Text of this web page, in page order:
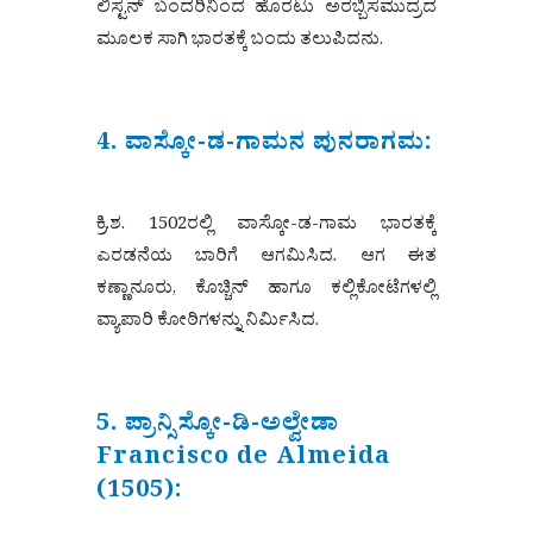
ಲಿಸ್ಟನ್ ಬಂದರಿನಿಂದ ಹೊರಟು ಅರಬ್ಬಿಸಮುದ್ರದ
ಮೂಲಕ ಸಾಗಿ ಭಾರತಕ್ಕೆ ಬಂದು ತಲುಪಿದನು.
4. ವಾಸ್ಕೋ-ಡ-ಗಾಮನ ಪುನರಾಗಮ:
ಕ್ರಿ.ಶ. 1502ರಲ್ಲಿ ವಾಸ್ಕೋ-ಡ-ಗಾಮ ಭಾರತಕ್ಕೆ
ಎರಡನೆಯ ಬಾರಿಗೆ ಆಗಮಿಸಿದ. ಆಗ ಈತ
ಕಣ್ಣಾನೂರು, ಕೊಚ್ಚಿನ್ ಹಾಗೂ ಕಲ್ಲಿಕೋಟೆಗಳಲ್ಲಿ
ವ್ಯಾಪಾರಿ ಕೋಠಿಗಳನ್ನು ನಿರ್ಮಿಸಿದ.
5. ಪ್ರಾನ್ಸಿಸ್ಕೋ-ಡಿ-ಅಲ್ವೇಡಾ
Francisco de Almeida
(1505):